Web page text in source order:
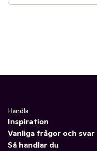
Handla
Inspiration
Vanliga frågor och svar
Så handlar du